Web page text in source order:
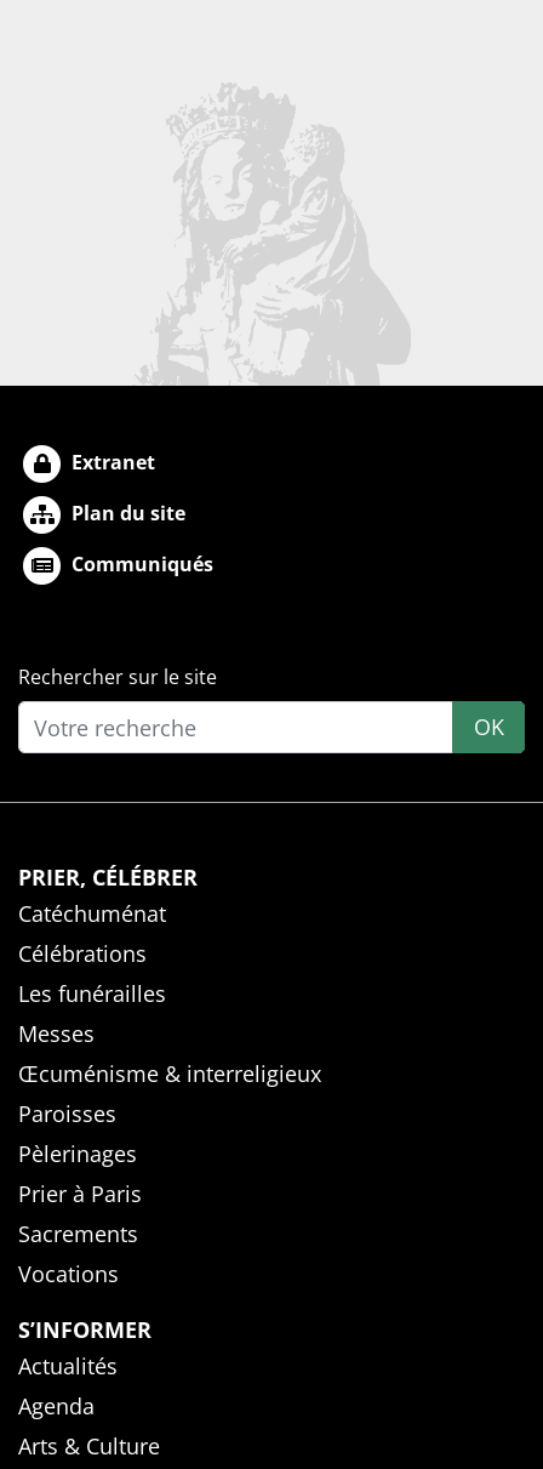
Extranet
Plan du site
Communiqués
Rechercher sur le site
OK
PRIER, CÉLÉBRER
Catéchuménat
Célébrations
Les funérailles
Messes
Œcuménisme & interreligieux
Paroisses
Pèlerinages
Prier à Paris
Sacrements
Vocations
S’INFORMER
Actualités
Agenda
Arts & Culture